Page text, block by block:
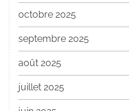
octobre 2025
septembre 2025
août 2025
juillet 2025